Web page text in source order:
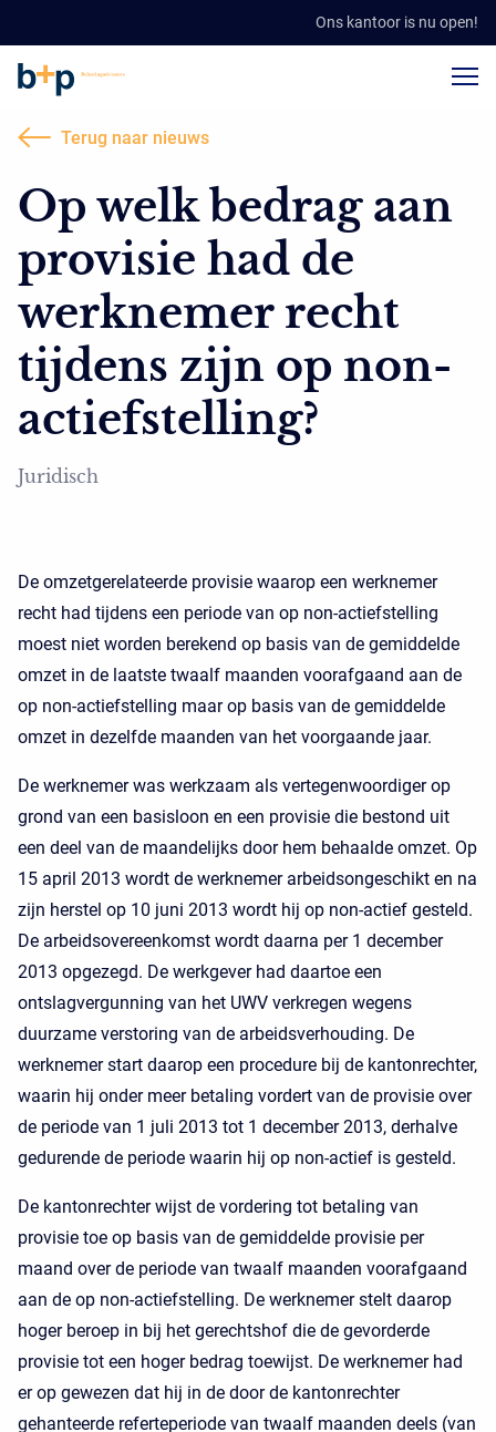
Ons kantoor is nu open!
Terug naar nieuws
Op welk bedrag aan
provisie had de
werknemer recht
tijdens zijn op non-
actiefstelling?
Juridisch
De omzetgerelateerde provisie waarop een werknemer
recht had tijdens een periode van op non-actiefstelling
moest niet worden berekend op basis van de gemiddelde
omzet in de laatste twaalf maanden voorafgaand aan de
op non-actiefstelling maar op basis van de gemiddelde
omzet in dezelfde maanden van het voorgaande jaar.
De werknemer was werkzaam als vertegenwoordiger op
grond van een basisloon en een provisie die bestond uit
een deel van de maandelijks door hem behaalde omzet. Op
15 april 2013 wordt de werknemer arbeidsongeschikt en na
zijn herstel op 10 juni 2013 wordt hij op non-actief gesteld.
De arbeidsovereenkomst wordt daarna per 1 december
2013 opgezegd. De werkgever had daartoe een
ontslagvergunning van het UWV verkregen wegens
duurzame verstoring van de arbeidsverhouding. De
werknemer start daarop een procedure bij de kantonrechter,
waarin hij onder meer betaling vordert van de provisie over
de periode van 1 juli 2013 tot 1 december 2013, derhalve
gedurende de periode waarin hij op non-actief is gesteld.
De kantonrechter wijst de vordering tot betaling van
provisie toe op basis van de gemiddelde provisie per
maand over de periode van twaalf maanden voorafgaand
aan de op non-actiefstelling. De werknemer stelt daarop
hoger beroep in bij het gerechtshof die de gevorderde
provisie tot een hoger bedrag toewijst. De werknemer had
er op gewezen dat hij in de door de kantonrechter
gehanteerde referteperiode van twaalf maanden deels (van